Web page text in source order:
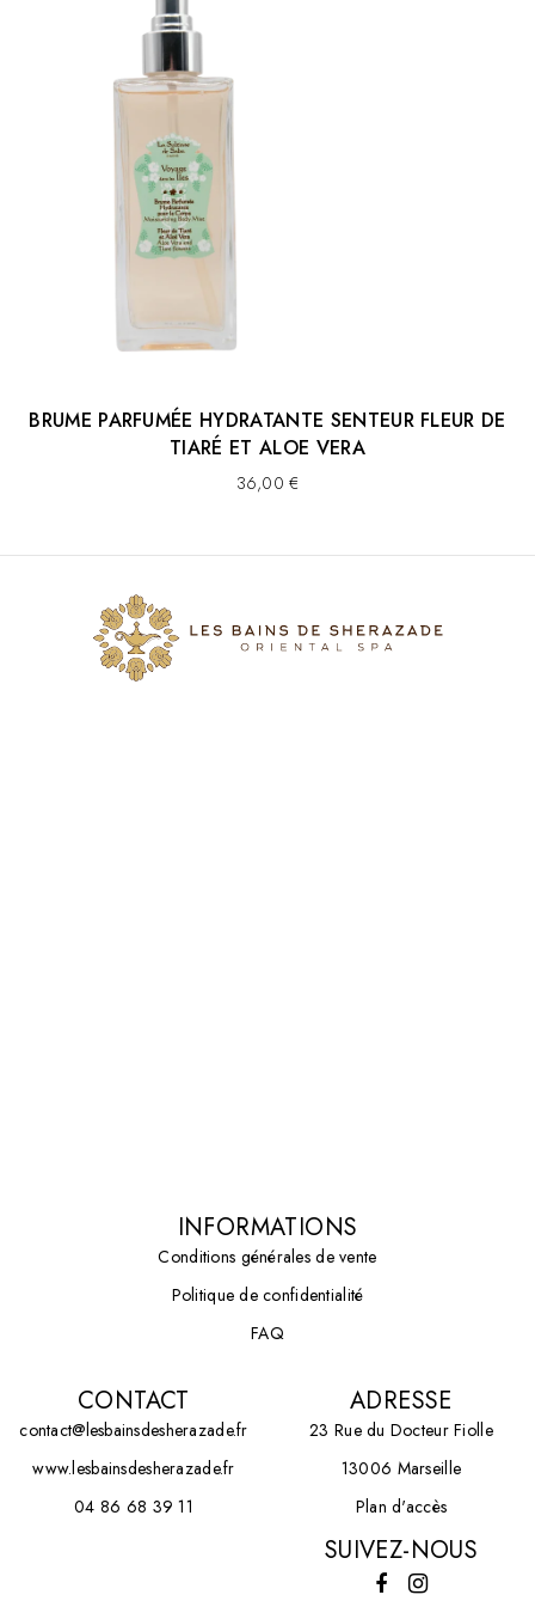
BUTYL METHOXYDIBENZOYLMETHANE, ETHYLHEXYL
METHOXYCINNAMATE, BENZYL CINNAMATE, ETHYLHEXYL
SALICYLATE, BHT
La liste des ingrédients peut être sujette à des variations,
nous vous conseillons de toujours vérifier la liste sur le
produit acheté.
CONSEILS D’UTILISATION:
Vaporiser sur la peau et les cheveux après le bain ou la
le visage. Ne pas stocker à proximité d’une source de
BRUME PARFUMÉE HYDRATANTE SENTEUR FLEUR DE
TIARÉ ET ALOE VERA
36,00€
CONTACT
contact@lesbainsdesherazade.fr
www.lesbainsdesherazade.fr
04 86 68 39 11
ADRESSE
23 Rue du Docteur Fiolle
13006 Marseille
Plan d'accès
SUIVEZ-NOUS
INFORMATIONS
Conditions générales de vente
Politique de confidentialité
FAQ